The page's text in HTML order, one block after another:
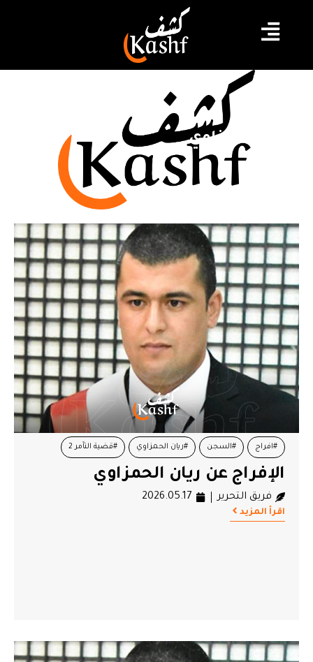
ريان الحمزاوي
#افراج #السجن #ريان الحمزاوي #قضية التآمر 2
#محاكمات
الإفراج عن ريان الحمزاوي
فريق التحرير 2026.05.17
اقرأ المزيد